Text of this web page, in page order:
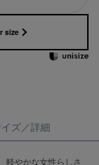
size
ズ／詳細
軽やかな女性らしさ